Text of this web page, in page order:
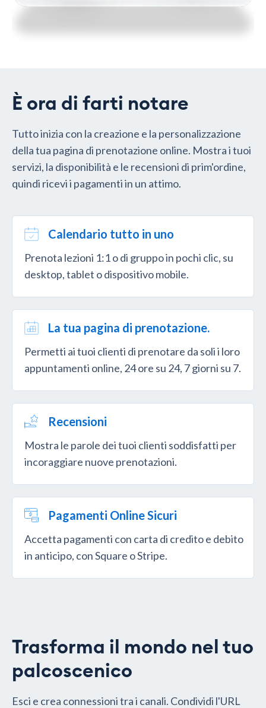
È ora di farti notare
Tutto inizia con la creazione e la personalizzazione
della tua pagina di prenotazione online. Mostra i tuoi
servizi, la disponibilità e le recensioni di prim'ordine,
quindi ricevi i pagamenti in un attimo.
Calendario tutto in uno
Prenota lezioni 1:1 o di gruppo in pochi clic, su
desktop, tablet o dispositivo mobile.
La tua pagina di prenotazione.
Permetti ai tuoi clienti di prenotare da soli i loro
appuntamenti online, 24 ore su 24, 7 giorni su 7.
Recensioni
Mostra le parole dei tuoi clienti soddisfatti per
incoraggiare nuove prenotazioni.
Pagamenti Online Sicuri
Accetta pagamenti con carta di credito e debito
in anticipo, con Square o Stripe.
Trasforma il mondo nel tuo
palcoscenico
Esci e crea connessioni tra i canali. Condividi l'URL